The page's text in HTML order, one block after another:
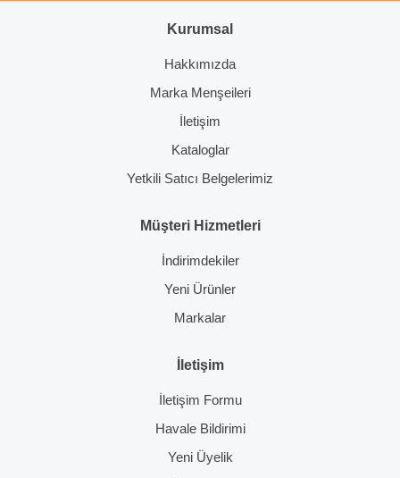
Gönder
Kurumsal
Hakkımızda
Marka Menşeileri
İletişim
Kataloglar
Yetkili Satıcı Belgelerimiz
Müşteri Hizmetleri
İndirimdekiler
Yeni Ürünler
Markalar
İletişim
İletişim Formu
Havale Bildirimi
Yeni Üyelik